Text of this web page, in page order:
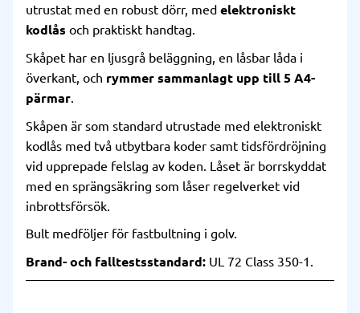
utrustat med en robust dörr, med elektroniskt
kodlås och praktiskt handtag.
Skåpet har en ljusgrå beläggning, en låsbar låda i
överkant, och rymmer sammanlagt upp till 5 A4-
pärmar.
Skåpen är som standard utrustade med elektroniskt
kodlås med två utbytbara koder samt tidsfördröjning
vid upprepade felslag av koden. Låset är borrskyddat
med en sprängsäkring som låser regelverket vid
inbrottsförsök.
Bult medföljer för fastbultning i golv.
Brand- och falltestsstandard: UL 72 Class 350-1.